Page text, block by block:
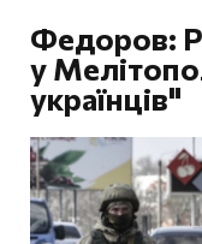
Федоров:
у
українців"